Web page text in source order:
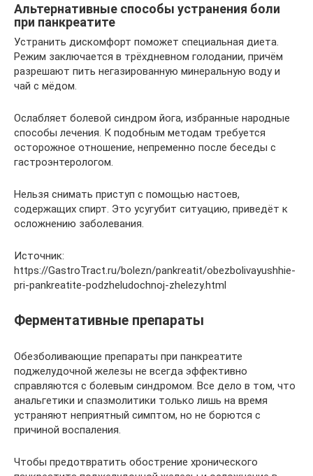
Альтернативные способы устранения боли
при панкреатите
Устранить дискомфорт поможет специальная диета.
Режим заключается в трёхдневном голодании, причём
разрешают пить негазированную минеральную воду и
чай с мёдом.
Ослабляет болевой синдром йога, избранные народные
способы лечения. К подобным методам требуется
осторожное отношение, непременно после беседы с
гастроэнтерологом.
Нельзя снимать приступ с помощью настоев,
содержащих спирт. Это усугубит ситуацию, приведёт к
осложнению заболевания.
Источник:
https://GastroTract.ru/bolezn/pankreatit/obezbolivayushhie-
pri-pankreatite-podzheludochnoj-zhelezy.html
Ферментативные препараты
Обезболивающие препараты при панкреатите
поджелудочной железы не всегда эффективно
справляются с болевым синдромом. Все дело в том, что
анальгетики и спазмолитики только лишь на время
устраняют неприятный симптом, но не борются с
причиной воспаления.
Чтобы предотвратить обострение хронического